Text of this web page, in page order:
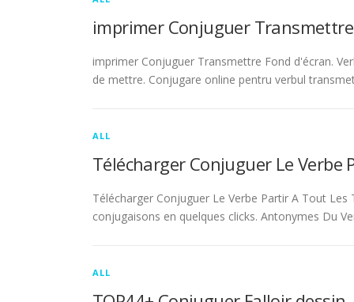
imprimer Conjuguer
imprimer Conjuguer Transmettre Fond d'écran.
de mettre. Conjugare online pentru verbul
ALL
Télécharger Conjuguer Le Verbe
Télécharger Conjuguer Le Verbe Partir A Tout
conjugaisons en quelques clicks. Antonymes Du
ALL